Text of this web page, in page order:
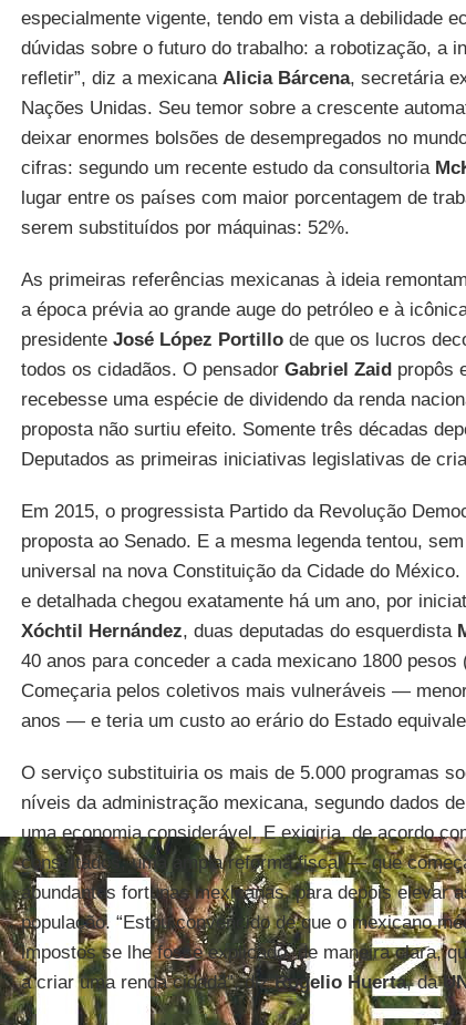
especialmente vigente, tendo em vista a debilidade
dúvidas sobre o futuro do trabalho: a robotização, a
refletir”, diz a mexicana Alicia Bárcena, secretária
Nações Unidas. Seu temor sobre a crescente
deixar enormes bolsões de desempregados no
cifras: segundo um recente estudo da consultoria
lugar entre os países com maior porcentagem de
serem substituídos por máquinas: 52%.
As primeiras referências mexicanas à ideia
a época prévia ao grande auge do petróleo e à
presidente José López Portillode que os lucros
todos os cidadãos. O pensador Gabriel Zaidpropôs
recebesse uma espécie de dividendo da renda
proposta não surtiu efeito. Somente três décadas
Deputados as primeiras iniciativas legislativas de
Em 2015, o progressista Partido da Revolução
proposta ao Senado. E a mesma legenda tentou,
universal na nova Constituição da Cidade do
e detalhada chegou exatamente há um ano, por
Xóchtil Hernández, duas deputadas do esquerdista
40 anos para conceder a cada mexicano 1800
Começaria pelos coletivos mais vulneráveis —
anos — e teria um custo ao erário do Estado
O serviço substituiria os mais de 5.000 programas
níveis da administração mexicana, segundo dados de
uma economia considerável. E exigiria, de acordo
consultados, uma ampla reforma fiscal — que
abundantes fortunas mexicanas, para depois elevar
população. “Estou convencido de que o mexicano
impostos se lhe fosse explicado, de maneira clara,
a criar uma renda cidadã”, dizRogelio Huerta, da